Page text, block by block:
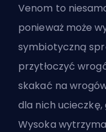
Venom to
ponieważ może
symbiotyczną
przytłoczyć
skakać na
dla nich ucieczkę,
Wysoka